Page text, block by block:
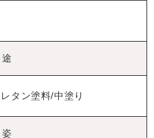
途
タン塗料/中塗り